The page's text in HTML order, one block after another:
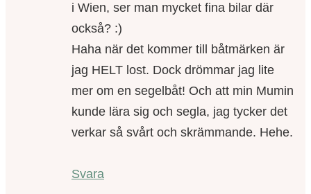
i Wien, ser man mycket fina bilar där
också? :)
Haha när det kommer till båtmärken är
jag HELT lost. Dock drömmar jag lite
mer om en segelbåt! Och att min Mumin
kunde lära sig och segla, jag tycker det
verkar så svårt och skrämmande. Hehe.
Svara